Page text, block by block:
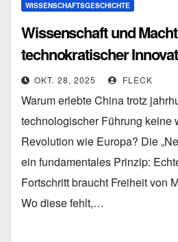
WISSENSCHAFTSGESCHICHTE
Wissenschaft und
technokratischer
OKT. 28, 2025 FLECK
Warum erlebte China trotz
technologischer Führung keine
Revolution wie Europa? Die
ein fundamentales Prinzip:
Fortschritt braucht Freiheit von
Wo diese fehlt,…